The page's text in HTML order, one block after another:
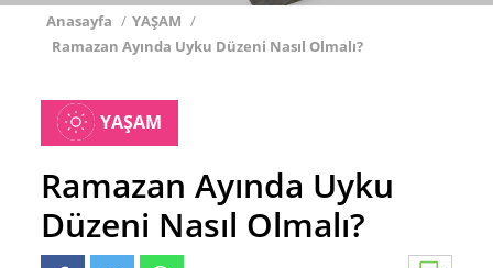
Anasayfa / YAŞAM /
Ramazan Ayında Uyku Düzeni Nasıl Olmalı?
YAŞAM
Ramazan Ayında Uyku
Düzeni Nasıl Olmalı?